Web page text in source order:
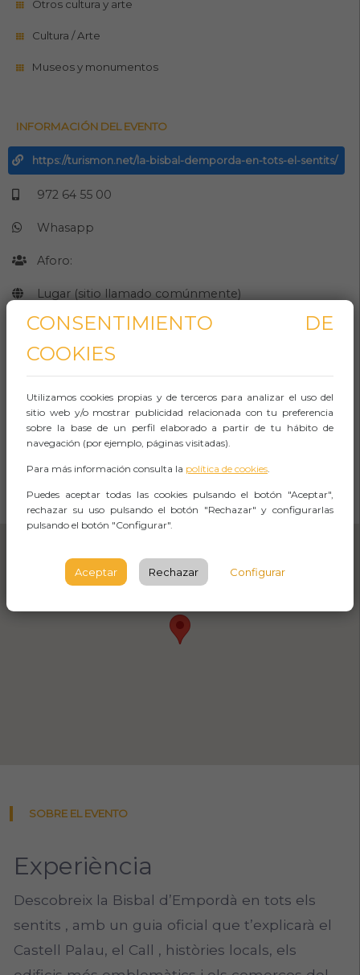
SOBRE EL EVENTO
Experiència
Descobreix la Bisbal d’Empordà en tots els
sentits , amb un guia oficial que t’explicarà el
Castell Palau, el Call , històries locals, els
Otros cultura y arte
Cultura / Arte
Museos y monumentos
INFORMACIÓN DEL EVENTO
https://turismon.net/la-bisbal-demporda-en-tots-el-sentits/
972 64 55 00
Whasapp
Aforo:
Lugar (sitio llamado comúnmente)
Plaça del Castell, 17100 - La Bisbal
d’Empordà
GIRONA
Observaciones
CÓMO LLEGAR
Abrir Navegación
CONSENTIMIENTO DE
COOKIES
Utilizamos cookies propias y de terceros para analizar el uso del
sitio web y/o mostrar publicidad relacionada con tu preferencia
sobre la base de un perfil elaborado a partir de tu hábito de
navegación (por ejemplo, páginas visitadas).
Para más información consulta la política de cookies
Puedes aceptar todas las cookies pulsando el botón "Aceptar",
rechazar su uso pulsando el botón "Rechazar" y configurarlas
pulsando el botón "Configurar".
Aceptar Rechazar Configurar